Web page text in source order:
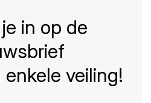
in op de
veiling!